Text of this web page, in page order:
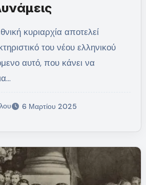
του νέου ελληνικού
αυτό, που κάνει να
6 Μαρτίου 2025